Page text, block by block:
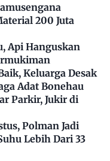
200 Juta
Api Hanguskan
Keluarga Desak
Adat Bonehau
Parkir, Jukir di
Polman Jadi
Lebih Dari 33